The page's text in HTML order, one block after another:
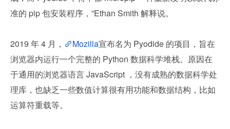
准的 pip 包安装程序，”Ethan Smith 解释说。
2019 年 4 月， Mozilla宣布名为 Pyodide 的项目，旨在
浏览器内运行一个完整的 Python 数据科学堆栈。原因在
于通用的浏览器语言 JavaScript ，没有成熟的数据科学处
理库，也缺乏一些数值计算很有用功能和数据结构，比如
运算符重载等。